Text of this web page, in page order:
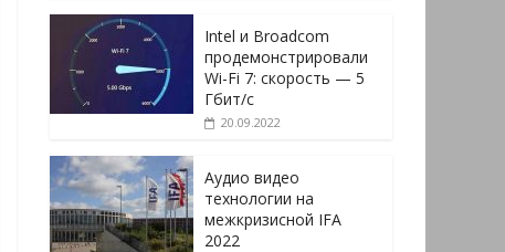
Intel и Broadcom
продемонстрировали
Wi-Fi 7: скорость — 5
Гбит/с
20.09.2022
Аудио видео
технологии на
межкризисной IFA
2022